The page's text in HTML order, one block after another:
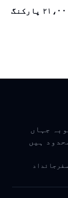
دبئی میں سالک نظام میں ۲۱،۰۰۰ پارکنگ
جہاں
ہیں
سفر جائداد